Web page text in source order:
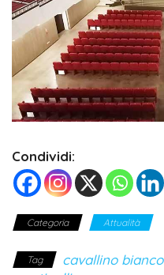
Condividi:
Categoria Attualità
Tag cavallino bianco